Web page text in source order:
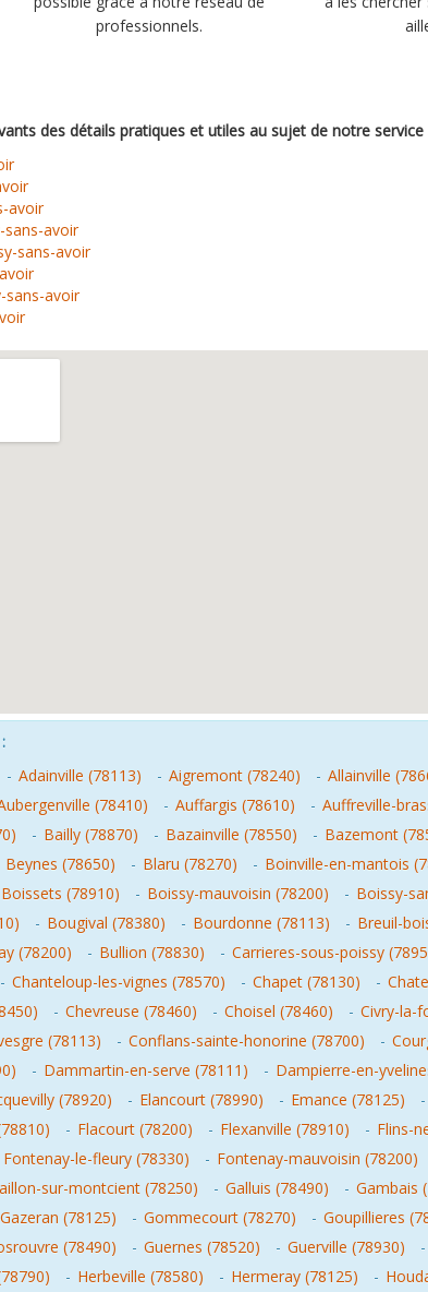
professionnels.
des détails pratiques et utiles au sujet de notre
avoir
sans-avoir
sans-avoir
sans-avoir
- Adainville (78113) - Aigremont (78240) - Allainville
(78410) - Auffargis (78610) - Auffreville-
- Bailly (78870) - Bazainville (78550) - Bazemont
Beynes (78650) - Blaru (78270) - Boinville-en-mantois
Boissets (78910) - Boissy-mauvoisin (78200) - Boissy-
- Bougival (78380) - Bourdonne (78113) - Breuil-
(78200) - Bullion (78830) - Carrieres-sous-poissy
- Chanteloup-les-vignes (78570) - Chapet (78130) -
- Chevreuse (78460) - Choisel (78460) - Civry-la-
(78113) - Conflans-sainte-honorine (78700) -
- Dammartin-en-serve (78111) - Dampierre-en-
(78920) - Elancourt (78990) - Emance (78125) -
- Flacourt (78200) - Flexanville (78910) - Flins-
Fontenay-le-fleury (78330) - Fontenay-mauvoisin (78200)
sur-montcient (78250) - Galluis (78490) - Gambais
Gazeran (78125) - Gommecourt (78270) - Goupillieres
(78490) - Guernes (78520) - Guerville (78930) -
- Herbeville (78580) - Hermeray (78125) -